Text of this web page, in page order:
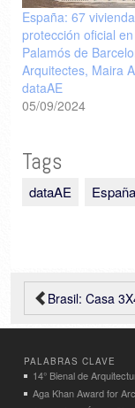
España: 67
protección oficial
Palamós de
Arquitectes, Maira
dataAE
05/09/2024
Tags
dataAE España
Brasil: Casa
PALABRAS CLAVE
14° Bienal de
Aga Khan Award for